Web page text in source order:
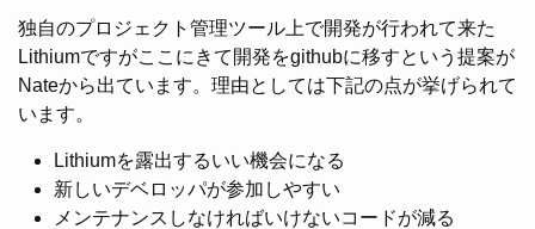
独自のプロジェクト管理ツール上で開発が行われて来た
Lithiumですがここにきて開発をgithubに移すという提案が
Nateから出ています。理由としては下記の点が挙げられて
います。
Lithiumを露出するいい機会になる
新しいデベロッパが参加しやすい
メンテナンスしなければいけないコードが減る